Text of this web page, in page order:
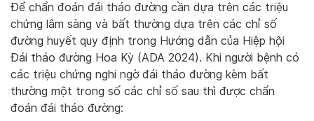
Để chẩn đoán đái tháo đường cần dựa trên các triệu
chứng lâm sàng và bất thường dựa trên các chỉ số
đường huyết quy định trong Hướng dẫn của Hiệp hội
Đái tháo đường Hoa Kỳ (ADA 2024). Khi người bệnh có
các triệu chứng nghi ngờ đái tháo đường kèm bất
thường một trong số các chỉ số sau thì được chẩn
đoán đái tháo đường: